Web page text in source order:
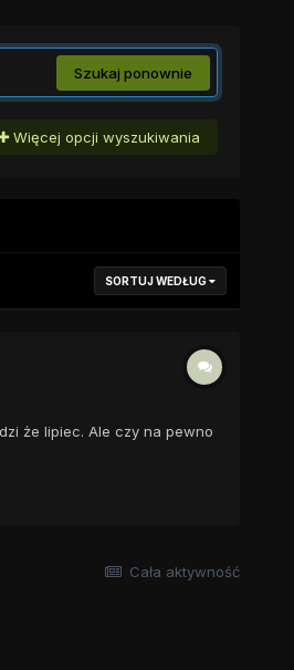
Szukaj ponownie
Więcej opcji wyszukiwania
SORTUJ WEDŁUG
że lipiec. Ale czy na pewno
Cała aktywność